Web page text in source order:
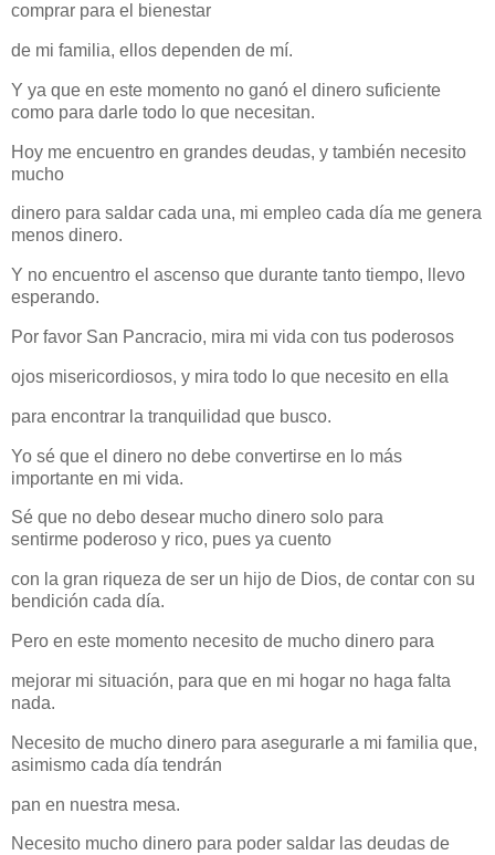
comprar para el bienestar
de mi familia, ellos dependen de mí.
Y ya que en este momento no ganó el dinero suficiente
como para darle todo lo que necesitan.
Hoy me encuentro en grandes deudas, y también necesito
mucho
dinero para saldar cada una, mi empleo cada día me genera
menos dinero.
Y no encuentro el ascenso que durante tanto tiempo, llevo
esperando.
Por favor San Pancracio, mira mi vida con tus poderosos
ojos misericordiosos, y mira todo lo que necesito en ella
para encontrar la tranquilidad que busco.
Yo sé que el dinero no debe convertirse en lo más
importante en mi vida.
Sé que no debo desear mucho dinero solo para
sentirme poderoso y rico, pues ya cuento
con la gran riqueza de ser un hijo de Dios, de contar con su
bendición cada día.
Pero en este momento necesito de mucho dinero para
mejorar mi situación, para que en mi hogar no haga falta
nada.
Necesito de mucho dinero para asegurarle a mi familia que,
asimismo cada día tendrán
pan en nuestra mesa.
Necesito mucho dinero para poder saldar las deudas de